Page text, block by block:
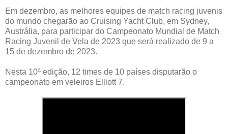
Em dezembro, as melhores equipes de match racing juvenis
do mundo chegarão ao Cruising Yacht Club, em Sydney,
Austrália, para participar do Campeonato Mundial de Match
Racing Juvenil de Vela de 2023 que será realizado de 9 a
15 de dezembro de 2023.
Nesta 10ª edição, 12 times de 10 países disputarão o
campeonato em veleiros Elliott 7.